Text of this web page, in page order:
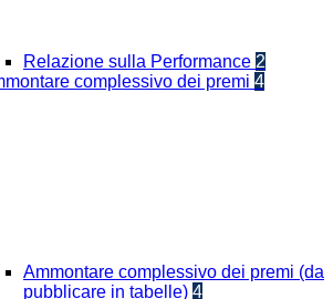
Relazione sulla Performance 2
complessivo dei premi 4
Ammontare complessivo dei premi (da
pubblicare in tabelle) 4